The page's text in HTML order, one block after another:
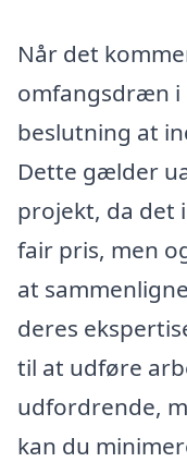
Når det
omfangsdræn i
beslutning at
Dette gælder
projekt, da det
fair pris, men
at
deres
til at udføre
udfordrende,
kan du